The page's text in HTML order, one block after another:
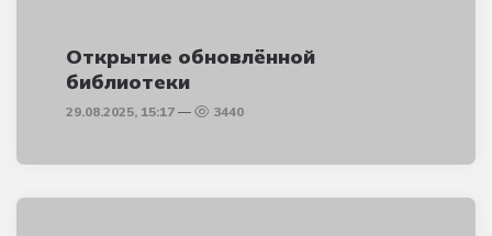
Открытие обновлённой
библиотеки
29.08.2025, 15:17 3440